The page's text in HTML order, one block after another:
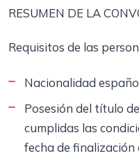
RESUMEN DE LA
Requisitos de las
Nacionalidad
Posesión del título
cumplidas las
fecha de finalización